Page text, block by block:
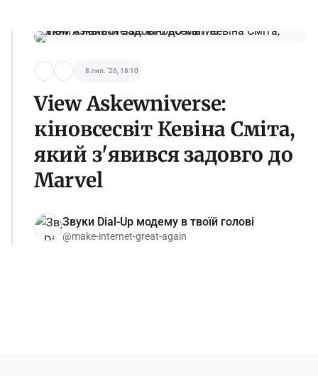
8 лип. '26, 18:10
View Askewniverse:
кіновсесвіт Кевіна Сміта,
який з'явився задовго до
Marvel
Звуки Dial-Up модему в твоїй голові
@make-internet-great-again